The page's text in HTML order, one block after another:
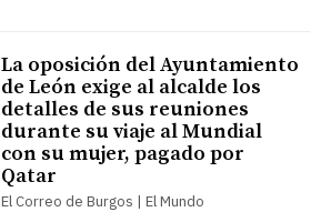
La oposición del Ayuntamiento
de León exige al alcalde los
detalles de sus reuniones
durante su viaje al Mundial
con su mujer, pagado por
Qatar
El Correo de Burgos | El Mundo